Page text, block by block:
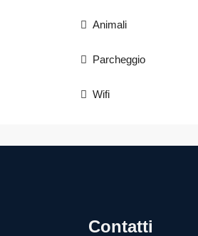
Animali
Parcheggio
Wifi
Contatti